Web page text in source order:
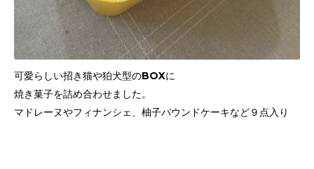
可愛らしい招き猫や狛犬型のBOXに
焼き菓子を詰め合わせました。
マドレーヌやフィナンシェ、柚子パウンドケーキなど９点入り